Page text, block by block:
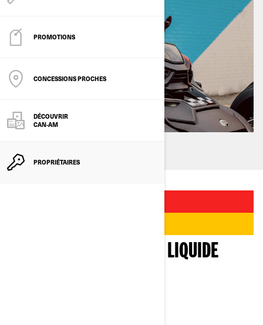
PROMOTIONS
CONCESSIONS PROCHES
DÉCOUVRIR
CAN-AM
PROPRIÉTAIRES
PROVISIONS ET ARGENT LIQUIDE